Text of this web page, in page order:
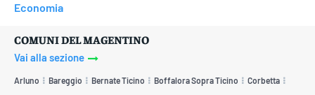
Economia
COMUNI DEL MAGENTINO
Vai alla sezione
Arluno Bareggio Bernate Ticino Boffalora Sopra Ticino Corbetta